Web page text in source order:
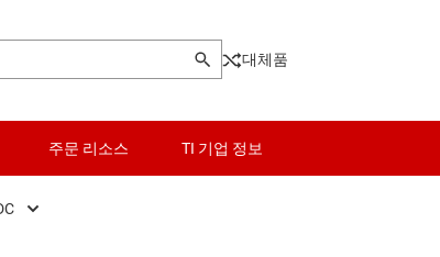
대체품
주문 리소스 TI 기업 정보